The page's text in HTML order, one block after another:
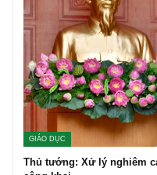
GIÁO DỤC
Thủ tướng: Xử lý nghiêm